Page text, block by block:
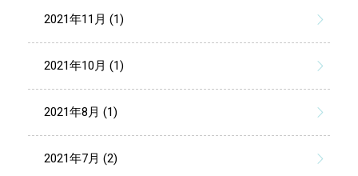
2021年11月 (1)
2021年10月 (1)
2021年8月 (1)
2021年7月 (2)